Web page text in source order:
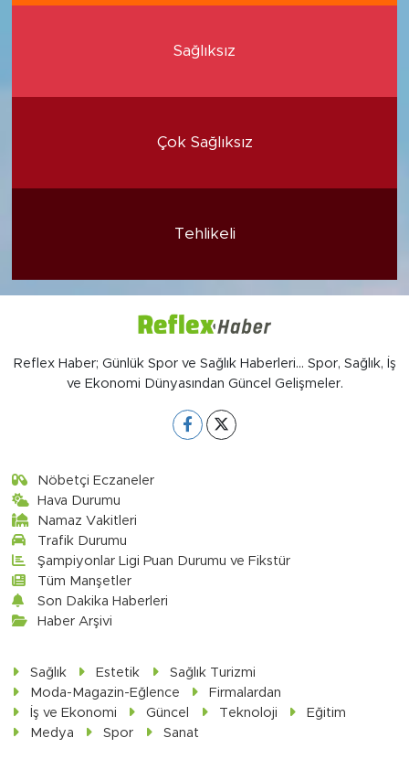
Sağlıksız
Çok Sağlıksız
Tehlikeli
Reflex Haber; Günlük Spor ve Sağlık Haberleri... Spor, Sağlık, İş
ve Ekonomi Dünyasından Güncel Gelişmeler.
Nöbetçi Eczaneler
Hava Durumu
Namaz Vakitleri
Trafik Durumu
Şampiyonlar Ligi Puan Durumu ve Fikstür
Tüm Manşetler
Son Dakika Haberleri
Haber Arşivi
Sağlık Estetik
Sağlık Turizmi
Moda-Magazin-Eğlence
Firmalardan
İş ve Ekonomi
Güncel Teknoloji
Eğitim
Medya
Spor Sanat